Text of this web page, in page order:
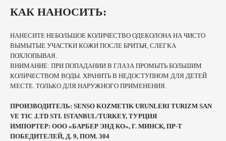
КАК НАНОСИТЬ:
НАНЕСИТЕ НЕБОЛЬШОЕ КОЛИЧЕСТВО ОДЕКОЛОНА НА ЧИСТО
ВЫМЫТЫЕ УЧАСТКИ КОЖИ ПОСЛЕ БРИТЬЯ, СЛЕГКА
ПОХЛОПЫВАЯ.
ВНИМАНИЕ: ПРИ ПОПАДАНИИ В ГЛАЗА ПРОМЫТЬ БОЛЬШИМ
КОЛИЧЕСТВОМ ВОДЫ. ХРАНИТЬ В НЕДОСТУПНОМ ДЛЯ ДЕТЕЙ
МЕСТЕ. ТОЛЬКО ДЛЯ НАРУЖНОГО ПРИМЕНЕНИЯ.
ПРОИЗВОДИТЕЛЬ: SENSO KOZMETIK URUNLERI TURIZM SAN
VE TIC .LTD STI. ISTANBUL/TURKEY, ТУРЦИЯ
ИМПОРТЕР: ООО «БАРБЕР ЭНД КО», Г. МИНСК, ПР-Т
ПОБЕДИТЕЛЕЙ, Д. 9, ПОМ. 304